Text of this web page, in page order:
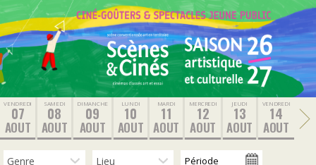
&
Cinés
VENDREDI
07
AOUT
SAMEDI
08
AOUT
DIMANCHE
09
AOUT
LUNDI
10
AOUT
MARDI
11
AOUT
MERCREDI
12
AOUT
JEUDI
13
AOUT
VENDREDI
14
AOUT